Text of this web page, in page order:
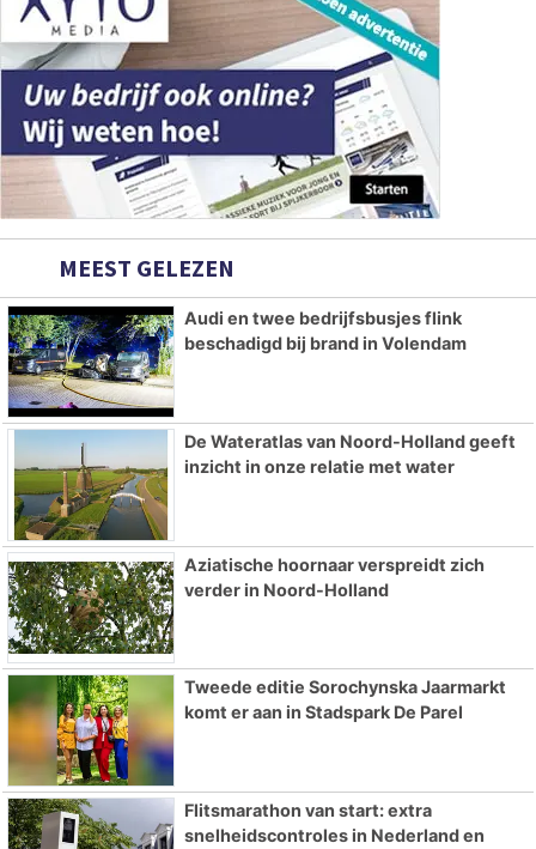
MEEST GELEZEN
Audi en twee bedrijfsbusjes flink
beschadigd bij brand in Volendam
De Wateratlas van Noord-Holland geeft
inzicht in onze relatie met water
Aziatische hoornaar verspreidt zich
verder in Noord-Holland
Tweede editie Sorochynska Jaarmarkt
komt er aan in Stadspark De Parel
Flitsmarathon van start: extra
snelheidscontroles in Nederland en